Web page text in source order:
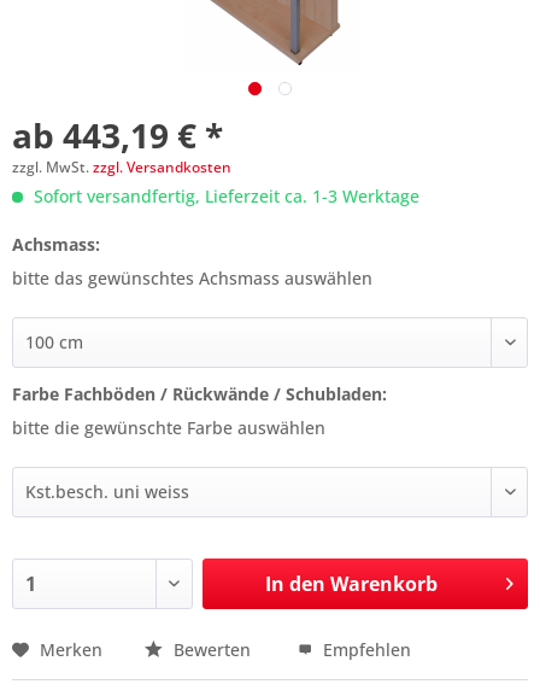
ab 443,19 € *
zzgl. MwSt.zzgl. Versandkosten
Sofort versandfertig, Lieferzeit ca. 1-3 Werktage
Achsmass:
bitte das gewünschtes Achsmass auswählen
Farbe Fachböden / Rückwände / Schubladen:
bitte die gewünschte Farbe auswählen
In den Warenkorb
Preis anfragen
Merken Bewerten Empfehlen